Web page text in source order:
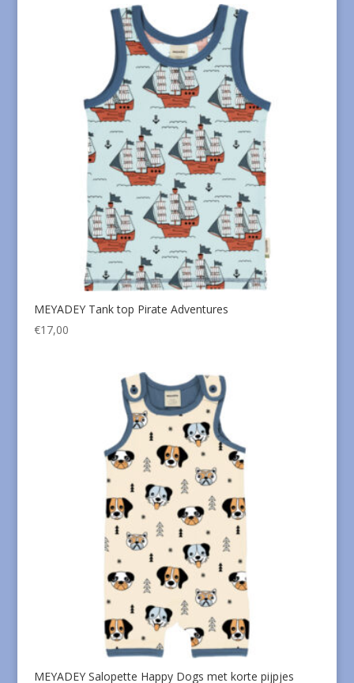
€15,00.
MEYADEY Tank top Pirate Adventures
€17,00
MEYADEY Salopette Happy Dogs met korte pijpjes